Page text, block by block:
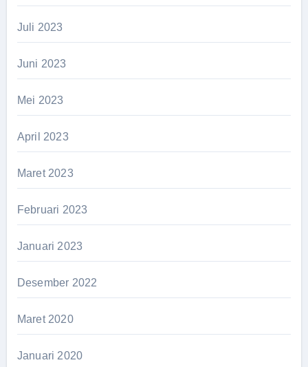
Juli 2023
Juni 2023
Mei 2023
April 2023
Maret 2023
Februari 2023
Januari 2023
Desember 2022
Maret 2020
Januari 2020